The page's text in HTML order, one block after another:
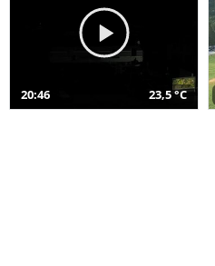
20:46 23,5 °C